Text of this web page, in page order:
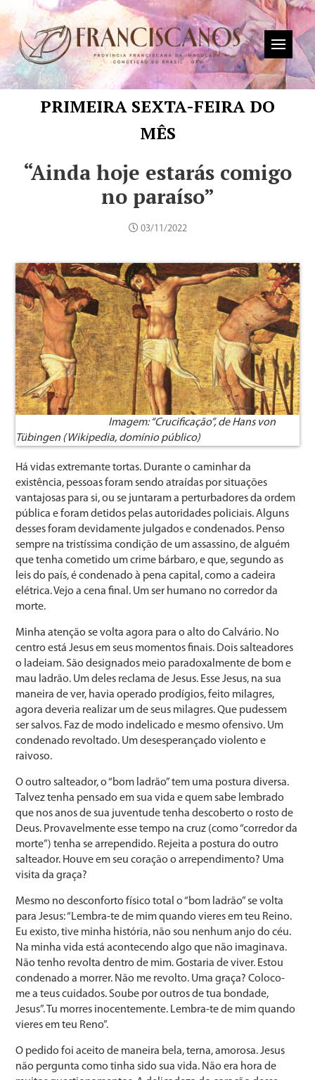
PRIMEIRA SEXTA-FEIRA DO
MÊS
“Ainda hoje estarás comigo
no paraíso”
03/11/2022
Imagem: “Crucificação”, de Hans von
Tübingen (Wikipedia, domínio público)
Há vidas extremante tortas. Durante o caminhar da
existência, pessoas foram sendo atraídas por situações
vantajosas para si, ou se juntaram a perturbadores da ordem
pública e foram detidos pelas autoridades policiais. Alguns
desses foram devidamente julgados e condenados. Penso
sempre na tristíssima condição de um assassino, de alguém
que tenha cometido um crime bárbaro, e que, segundo as
leis do país, é condenado à pena capital, como a cadeira
elétrica. Vejo a cena final. Um ser humano no corredor da
morte.
Minha atenção se volta agora para o alto do Calvário. No
centro está Jesus em seus momentos finais. Dois salteadores
o ladeiam. São designados meio paradoxalmente de bom e
mau ladrão. Um deles reclama de Jesus. Esse Jesus, na sua
maneira de ver, havia operado prodígios, feito milagres,
agora deveria realizar um de seus milagres. Que pudessem
ser salvos. Faz de modo indelicado e mesmo ofensivo. Um
condenado revoltado. Um desesperançado violento e
raivoso.
O outro salteador, o “bom ladrão” tem uma postura diversa.
Talvez tenha pensado em sua vida e quem sabe lembrado
que nos anos de sua juventude tenha descoberto o rosto de
Deus. Provavelmente esse tempo na cruz (como “corredor da
morte”) tenha se arrependido. Rejeita a postura do outro
salteador. Houve em seu coração o arrependimento? Uma
visita da graça?
Mesmo no desconforto físico total o “bom ladrão” se volta
para Jesus: “Lembra-te de mim quando vieres em teu Reino.
Eu existo, tive minha história, não sou nenhum anjo do céu.
Na minha vida está acontecendo algo que não imaginava.
Não tenho revolta dentro de mim. Gostaria de viver. Estou
condenado a morrer. Não me revolto. Uma graça? Coloco-
me a teus cuidados. Soube por outros de tua bondade,
Jesus”. Tu morres inocentemente. Lembra-te de mim quando
vieres em teu Reno”.
O pedido foi aceito de maneira bela, terna, amorosa. Jesus
não pergunta como tinha sido sua vida. Não era hora de